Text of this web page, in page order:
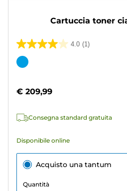
Cartuccia toner
4.0 (1)
4.0
su
1
Cartuccia
€ 209,99
Consegna standard gratuita
Disponibile online
Acquisto una tantum
Quantità